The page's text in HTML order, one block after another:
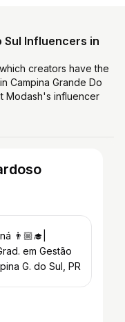
Sul Influencers in
creators have the
Campina Grande Do
Modash's influencer
👨🏼‍🎓|
em Gestão
🏫| Campina G. do Sul, PR